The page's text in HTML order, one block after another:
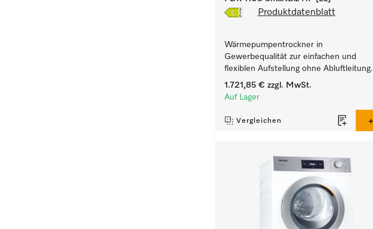
Produktdatenblatt
Wärmepumpentrockner in
Gewerbequalität zur einfachen und
flexiblen Aufstellung ohne Abluftleitung.
1.721,85 € zzgl. MwSt.
Auf Lager
Vergleichen